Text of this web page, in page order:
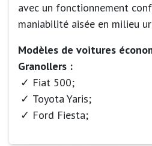
avec un fonctionnement
maniabilité aisée en milieu
Modèles de voitures
Granollers :
Fiat 500;
Toyota Yaris;
Ford Fiesta;